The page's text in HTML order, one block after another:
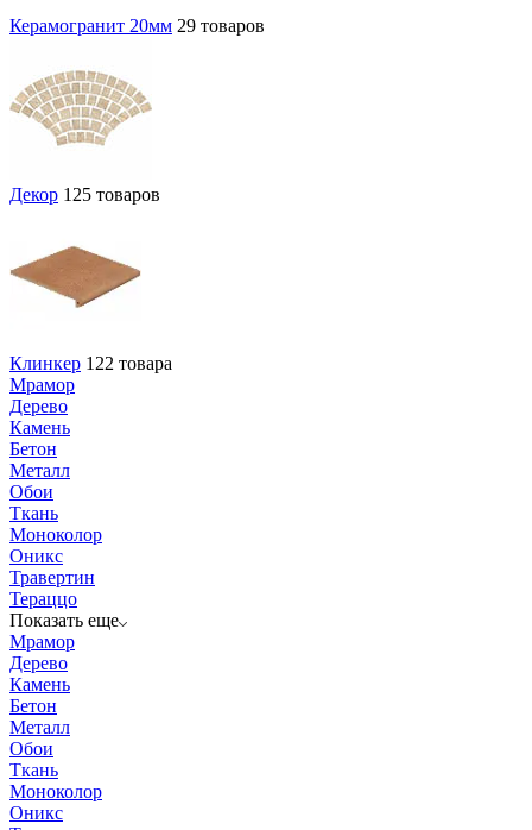
Керамогранит 20мм 29 товаров
Декор 125 товаров
Клинкер 122 товара
Мрамор
Дерево
Камень
Бетон
Металл
Обои
Ткань
Моноколор
Оникс
Травертин
Тераццо
Показать еще
Мрамор
Дерево
Камень
Бетон
Металл
Обои
Ткань
Моноколор
Оникс